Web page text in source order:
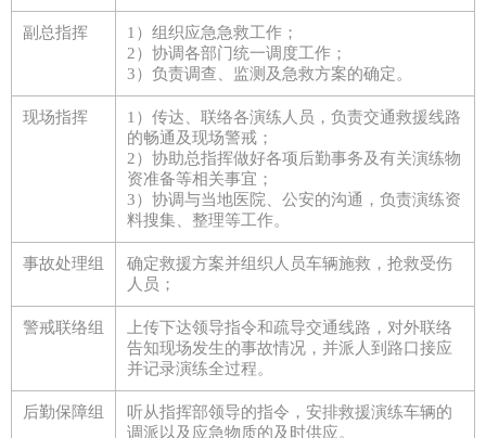
副总指挥
1）组织应急急救工作；
2）协调各部门统一调度工作；
3）负责调查、监测及急救方案的确定。
现场指挥
1）传达、联络各演练人员，负责交通救援线路
的畅通及现场警戒；
2）协助总指挥做好各项后勤事务及有关演练物
资准备等相关事宜；
3）协调与当地医院、公安的沟通，负责演练资
料搜集、整理等工作。
事故处理组
确定救援方案并组织人员车辆施救，抢救受伤
人员；
警戒联络组
上传下达领导指令和疏导交通线路，对外联络
告知现场发生的事故情况，并派人到路口接应
并记录演练全过程。
后勤保障组
听从指挥部领导的指令，安排救援演练车辆的
调派以及应急物质的及时供应。